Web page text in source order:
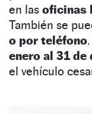
en las oficinas
También se
o por teléfono
enero al 31 de
el vehículo